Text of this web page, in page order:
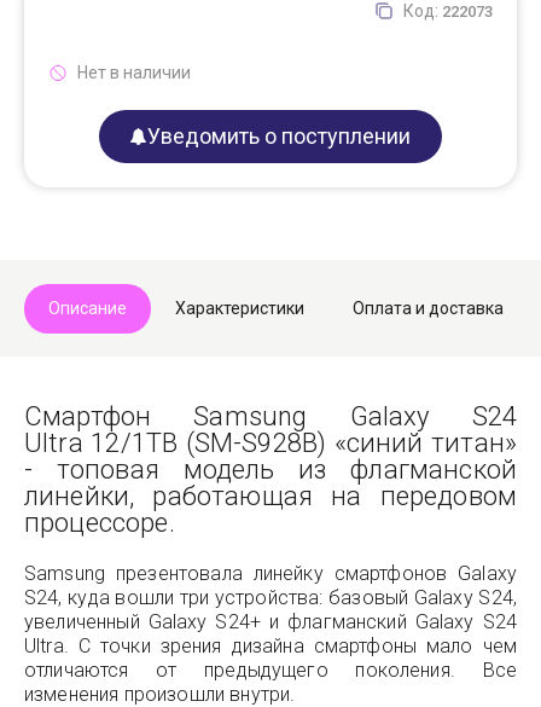
Код: 222073
Нет в наличии
Уведомить о поступлении
Описание Характеристики Оплата и доставка
Смартфон Samsung Galaxy S24
Ultra 12/1TB (SM-S928B) «синий титан»
- топовая модель из флагманской
линейки, работающая на передовом
процессоре.
Samsung презентовала линейку смартфонов Galaxy
S24, куда вошли три устройства: базовый Galaxy S24,
увеличенный Galaxy S24+ и флагманский Galaxy S24
Ultra. С точки зрения дизайна смартфоны мало чем
отличаются от предыдущего поколения. Все
изменения произошли внутри.